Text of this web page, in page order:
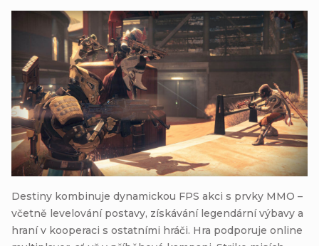
Destiny kombinuje dynamickou FPS akci s prvky MMO –
včetně levelování postavy, získávání legendární výbavy a
hraní v kooperaci s ostatními hráči. Hra podporuje online